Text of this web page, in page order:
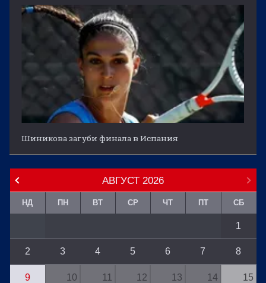
Шиникова загуби финала в Испания
АВГУСТ 2026
НД ПН ВТ СР ЧТ ПТ СБ
1
2 3 4 5 6 7 8
9 10 11 12 13 14 15